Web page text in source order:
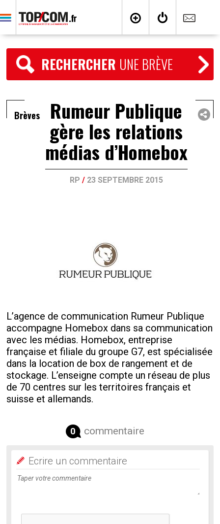
RECHERCHER UNE BRÈVE
Brèves Rumeur Publique
gère les relations
médias d’Homebox
RP / 23 SEPTEMBRE 2015
L’agence de communication Rumeur Publique
accompagne Homebox dans sa communication
avec les médias. Homebox, entreprise
française et filiale du groupe G7, est spécialisée
dans la location de box de rangement et de
stockage. L’enseigne compte un réseau de plus
de 70 centres sur les territoires français et
suisse et allemands.
0 commentaire
Ecrire un commentaire